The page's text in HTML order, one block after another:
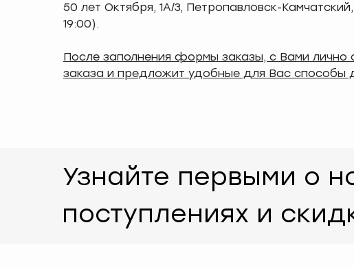
50 лет Октября, 1А/3, Петропавловск-
19:00).
После заполнения формы заказы, с Вами
заказа и предложит удобные для Вас способы
Узнайте первыми о
поступлениях и